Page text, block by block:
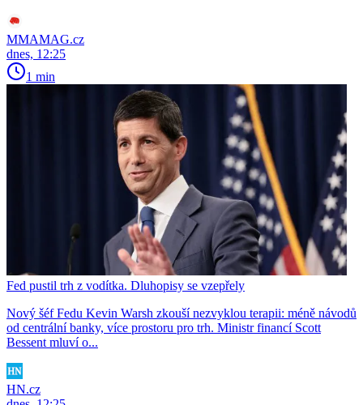
MMAMAG.cz
dnes, 12:25
1 min
Fed pustil trh z vodítka. Dluhopisy se vzepřely
Nový šéf Fedu Kevin Warsh zkouší nezvyklou terapii: méně návodů
od centrální banky, více prostoru pro trh. Ministr financí Scott
Bessent mluví o...
HN.cz